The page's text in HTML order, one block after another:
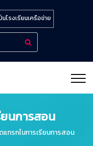
โรงเรียนเครือข่าย
นการสอน
ทรกในการเรียนการสอน